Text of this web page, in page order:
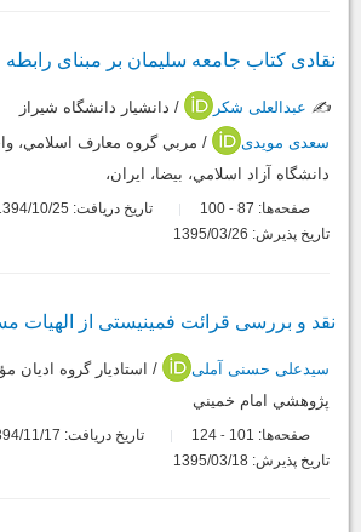
نقادی کتاب جامعه سلیمان بر مبنای
✍️ عبدالعلی شکر
/ دانشيار دانشگاه شيراز
سعدی مویدی
/ مربي گروه معارف اسلامي،
دانشگاه آزاد اسلامي، بيضا، ايران،
صفحه‌ها: 87
-
تاریخ دریافت: 1394/10/25
تاریخ پذیرش: 1395/03/26
نقد و بررسی قرائت فمینیستی از الهیات
سیدعلی حسنی آملی
/ استاديار گروه
پژوهشي امام خميني
صفحه‌ها: 101
-
تاریخ دریافت: 1394/11/17
تاریخ پذیرش: 1395/03/18